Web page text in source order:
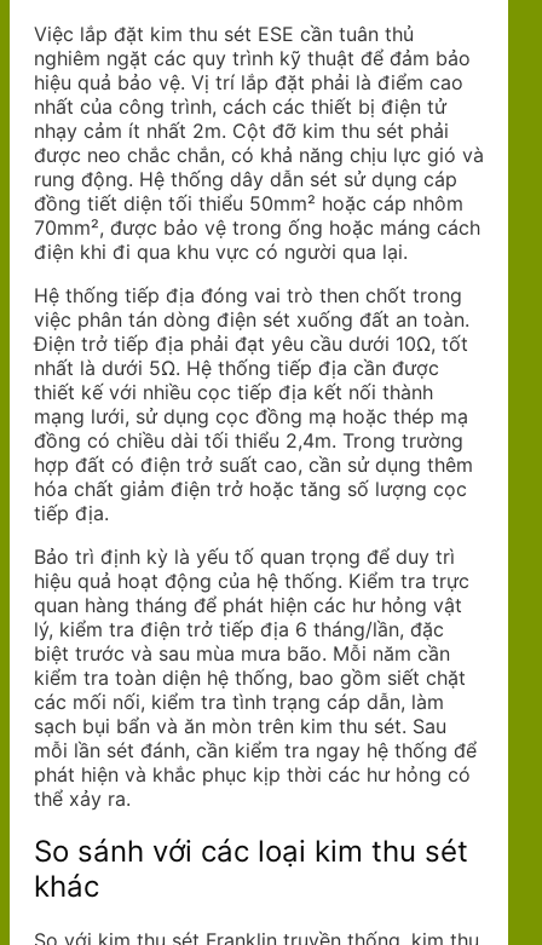
Việc lắp đặt kim thu sét ESE cần tuân thủ
nghiêm ngặt các quy trình kỹ thuật để đảm bảo
hiệu quả bảo vệ. Vị trí lắp đặt phải là điểm cao
nhất của công trình, cách các thiết bị điện tử
nhạy cảm ít nhất 2m. Cột đỡ kim thu sét phải
được neo chắc chắn, có khả năng chịu lực gió và
rung động. Hệ thống dây dẫn sét sử dụng cáp
đồng tiết diện tối thiểu 50mm² hoặc cáp nhôm
70mm², được bảo vệ trong ống hoặc máng cách
điện khi đi qua khu vực có người qua lại.
Hệ thống tiếp địa đóng vai trò then chốt trong
việc phân tán dòng điện sét xuống đất an toàn.
Điện trở tiếp địa phải đạt yêu cầu dưới 10Ω, tốt
nhất là dưới 5Ω. Hệ thống tiếp địa cần được
thiết kế với nhiều cọc tiếp địa kết nối thành
mạng lưới, sử dụng cọc đồng mạ hoặc thép mạ
đồng có chiều dài tối thiểu 2,4m. Trong trường
hợp đất có điện trở suất cao, cần sử dụng thêm
hóa chất giảm điện trở hoặc tăng số lượng cọc
tiếp địa.
Bảo trì định kỳ là yếu tố quan trọng để duy trì
hiệu quả hoạt động của hệ thống. Kiểm tra trực
quan hàng tháng để phát hiện các hư hỏng vật
lý, kiểm tra điện trở tiếp địa 6 tháng/lần, đặc
biệt trước và sau mùa mưa bão. Mỗi năm cần
kiểm tra toàn diện hệ thống, bao gồm siết chặt
các mối nối, kiểm tra tình trạng cáp dẫn, làm
sạch bụi bẩn và ăn mòn trên kim thu sét. Sau
mỗi lần sét đánh, cần kiểm tra ngay hệ thống để
phát hiện và khắc phục kịp thời các hư hỏng có
thể xảy ra.
So sánh với các loại kim thu sét
khác